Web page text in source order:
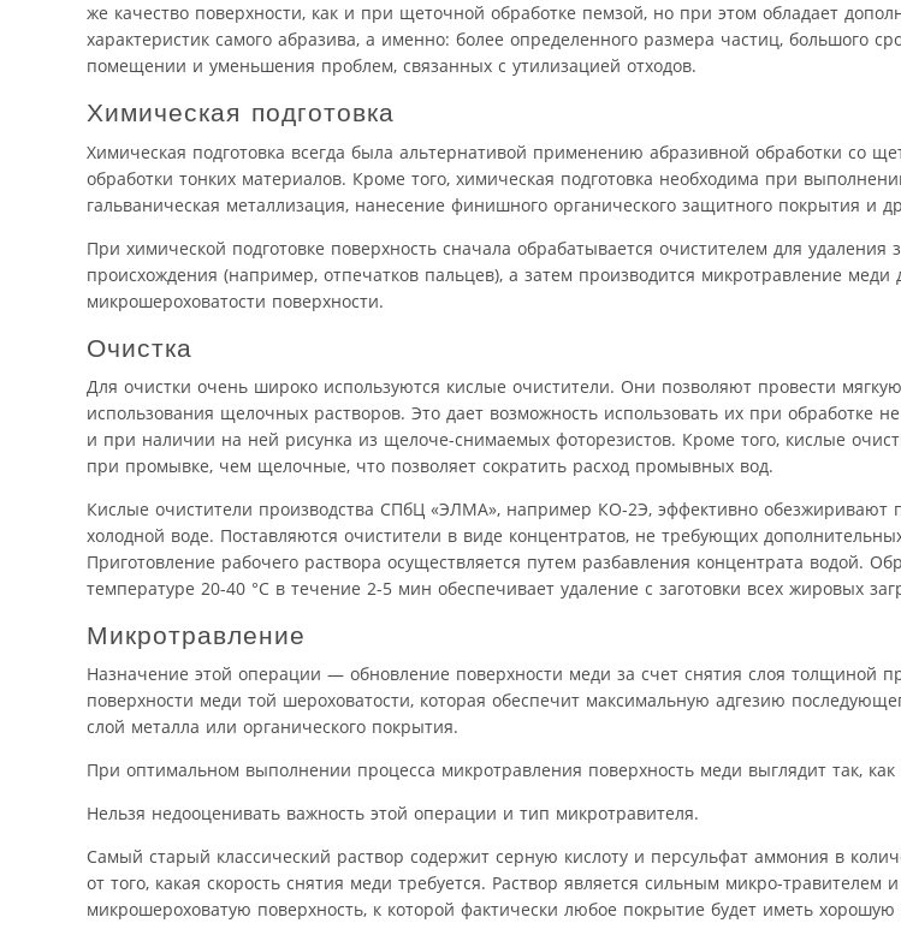
же качество поверхности, как и при щеточной обработке пемзой, но при этом обладает
характеристик самого абразива, а именно: более определенного размера частиц, большого
помещении и уменьшения проблем, связанных с утилизацией отходов.
Химическая подготовка
Химическая подготовка всегда была альтернативой применению абразивной обработки со
обработки тонких материалов. Кроме того, химическая подготовка необходима при
гальваническая металлизация, нанесение финишного органического защитного покрытия и
При химической подготовке поверхность сначала обрабатывается очистителем для удаления
происхождения (например, отпечатков пальцев), а затем производится микротравление меди
микрошероховатости поверхности.
Очистка
Для очистки очень широко используются кислые очистители. Они позволяют провести
использования щелочных растворов. Это дает возможность использовать их при обработке
и при наличии на ней рисунка из щелоче-снимаемых фоторезистов. Кроме того, кислые
при промывке, чем щелочные, что позволяет сократить расход промывных вод.
Кислые очистители производства СПбЦ «ЭЛМА», например КО-2Э, эффективно обезжиривают
холодной воде. Поставляются очистители в виде концентратов, не требующих
Приготовление рабочего раствора осуществляется путем разбавления концентрата водой.
температуре 20-40 °С в течение 2-5 мин обеспечивает удаление с заготовки всех жировых
Микротравление
Назначение этой операции — обновление поверхности меди за счет снятия слоя толщиной
поверхности меди той шероховатости, которая обеспечит максимальную адгезию
слой металла или органического покрытия.
При оптимальном выполнении процесса микротравления поверхность меди выглядит так, как
Нельзя недооценивать важность этой операции и тип микротравителя.
Самый старый классический раствор содержит серную кислоту и персульфат аммония в
от того, какая скорость снятия меди требуется. Раствор является сильным микро-травителем
микрошероховатую поверхность, к которой фактически любое покрытие будет иметь хорошую